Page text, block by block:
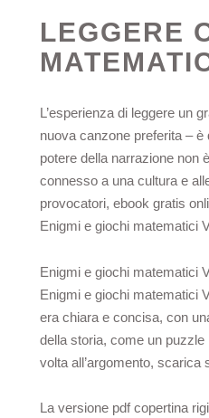
LEGGERE
L’esperienza di leggere un
nuova canzone preferita –
potere della narrazione non
connesso a una cultura e
provocatori, ebook gratis
Enigmi e giochi matematici
Enigmi e giochi matematici
Enigmi e giochi matematici
era chiara e concisa, con
della storia, come un
volta all’argomento, scarica
La versione pdf copertina